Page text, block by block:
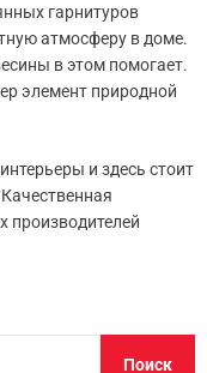
гарнитуров
атмосферу в доме.
в этом помогает.
элемент природной
и здесь стоит
производителей